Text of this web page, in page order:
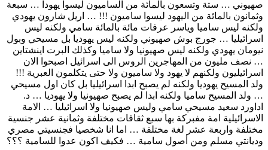
صهيوني … ستة وتسعون بالمائة من الساميون ليسوا يهودا … سبعة
وثمانون بالمائة من اليهود ليسوا ساميون !!! … اريل شارون يهودي
ولكنه ليس ساميا وياسر عرفات مائة بالمائة سامي ولكنه ليس
اسرائيليا … جورج بوش صهيوني ولكنه ليس يهوديا بل مسيحي وبول
نيومان يهودي ولكنه ليس صهيونيا ولا ساميا وكذلك البرت اينشتاين
… نصف مليون من المهاجرين الروس الى اسرائيل اصبحوا الان
اسرائيليون ولكنهم لا يهود ولا ساميون ولا حتى يتكلمون العبرية !!!
ولد المسيح يهوديا ولكنه لم يصبح ابدا اسرائيليا بل كان اول مسيحي
… ولد المسيح ساميا ولكنه ابدا لم يصبح صهيونيا ولا يهوديا … د.
اداورد سعيد مسيحي سامي وليس صهيونيا ولا اسرائيليا … الامة
الاسرائيلية امة مفبركة بها سبع ثقافات مختلفة وثمانية عشر جنسية
مختلفة واربعة عشر لغة مختلفة … اما انا شخصيا فجنسيتي مصري
وديانتي مسلم ومن أصول سامية … فكيف اكون عدوا للسامية ؟؟؟